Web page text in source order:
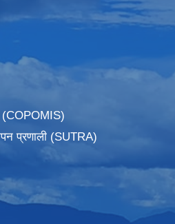
(COPOMIS)
प्रणाली (SUTRA)